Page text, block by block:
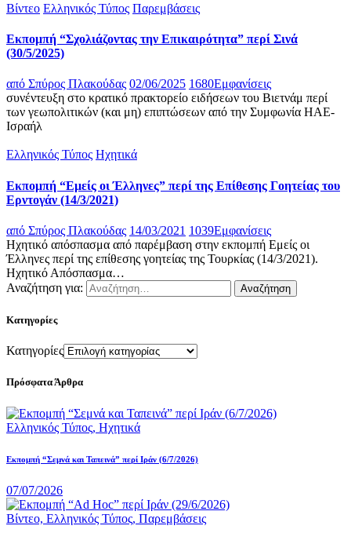
Βίντεο Ελληνικός Τύπος Παρεμβάσεις
Εκπομπή “Σχολιάζοντας την Επικαιρότητα” περί Σινά
(30/5/2025)
από Σπύρος Πλακούδας 02/06/2025 1680Εμφανίσεις
συνέντευξη στο κρατικό πρακτορείο ειδήσεων του Βιετνάμ περί
των γεωπολιτικών (και μη) επιπτώσεων από την Συμφωνία ΗΑΕ-
Ισραήλ
Ελληνικός Τύπος Ηχητικά
Εκπομπή “Εμείς οι Έλληνες” περί της Επίθεσης Γοητείας του
Ερντογάν (14/3/2021)
από Σπύρος Πλακούδας 14/03/2021 1039Εμφανίσεις
Ηχητικό απόσπασμα από παρέμβαση στην εκπομπή Εμείς οι
Έλληνες περί της επίθεσης γοητείας της Τουρκίας (14/3/2021).
Ηχητικό Απόσπασμα…
Αναζήτηση για:
Κατηγορίες
Κατηγορίες
Πρόσφατα Άρθρα
Ελληνικός Τύπος, Ηχητικά
Εκπομπή “Σεμνά και Ταπεινά” περί Ιράν (6/7/2026)
07/07/2026
Βίντεο, Ελληνικός Τύπος, Παρεμβάσεις